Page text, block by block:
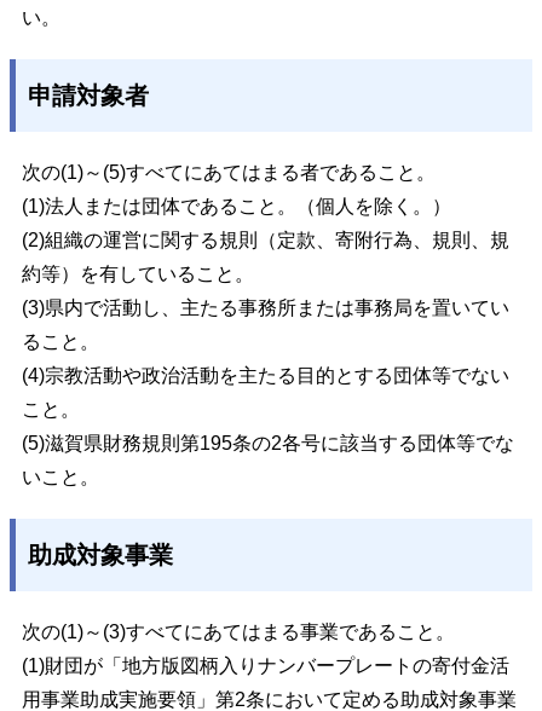
い。
申請対象者
次の(1)～(5)すべてにあてはまる者であること。
(1)法人または団体であること。（個人を除く。）
(2)組織の運営に関する規則（定款、寄附行為、規則、規
約等）を有していること。
(3)県内で活動し、主たる事務所または事務局を置いてい
ること。
(4)宗教活動や政治活動を主たる目的とする団体等でない
こと。
(5)滋賀県財務規則第195条の2各号に該当する団体等でな
いこと。
助成対象事業
次の(1)～(3)すべてにあてはまる事業であること。
(1)財団が「地方版図柄入りナンバープレートの寄付金活
用事業助成実施要領」第2条において定める助成対象事業